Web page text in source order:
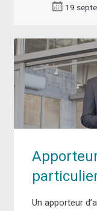
19
Un apporteur